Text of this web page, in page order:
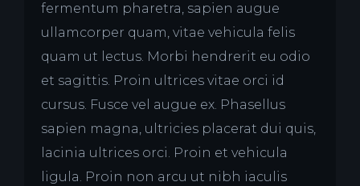
fermentum pharetra, sapien augue
ullamcorper quam, vitae vehicula felis
quam ut lectus. Morbi hendrerit eu odio
et sagittis. Proin ultrices vitae orci id
cursus. Fusce vel augue ex. Phasellus
sapien magna, ultricies placerat dui quis,
lacinia ultrices orci. Proin et vehicula
ligula. Proin non arcu ut nibh iaculis